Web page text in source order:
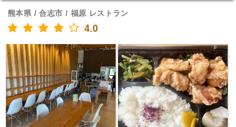
熊本県 / 合志市 / 福原 レストラン
4.0